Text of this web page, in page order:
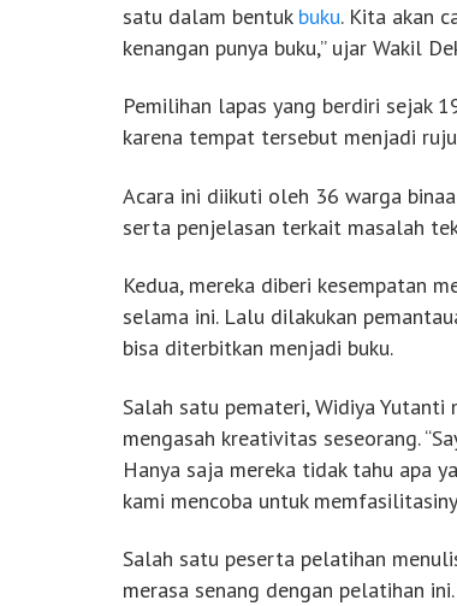
satu dalam bentuk buku. Kita akan
kenangan punya buku,” ujar Wakil
Pemilihan lapas yang berdiri sejak
karena tempat tersebut menjadi
Acara ini diikuti oleh 36 warga
serta penjelasan terkait masalah
Kedua, mereka diberi kesempatan
selama ini. Lalu dilakukan
bisa diterbitkan menjadi buku.
Salah satu pemateri, Widiya
mengasah kreativitas seseorang.
Hanya saja mereka tidak tahu apa
kami mencoba untuk
Salah satu peserta pelatihan
merasa senang dengan pelatihan